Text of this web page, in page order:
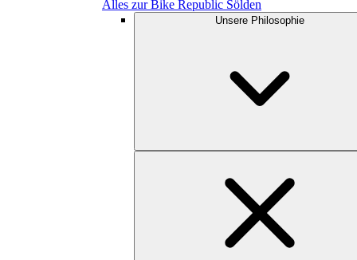
Alles zur Bike Republic Sölden
Unsere Philosophie